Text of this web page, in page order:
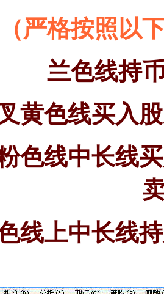
（严格按照以
兰色线持
黄色线买入
色线中长线
线上中长线